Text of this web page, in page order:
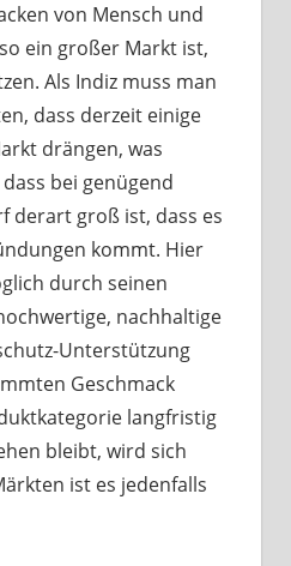
von Mensch und
ein großer Markt ist,
Als Indiz muss man
dass derzeit einige
drängen, was
bei genügend
derart groß ist, dass es
kommt. Hier
durch seinen
nachhaltige
Unterstützung
Geschmack
langfristig
bleibt, wird sich
ist es jedenfalls